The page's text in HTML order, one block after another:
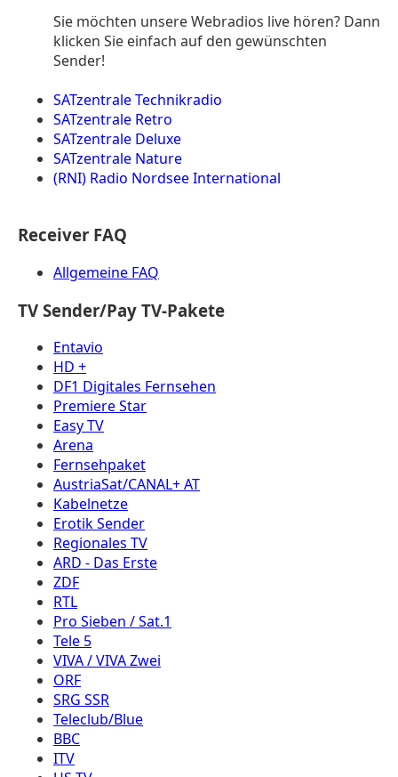
Sie möchten unsere Webradios live hören? Dann
klicken Sie einfach auf den gewünschten
Sender!
SATzentrale Technikradio
SATzentrale Retro
SATzentrale Deluxe
SATzentrale Nature
(RNI) Radio Nordsee International
Receiver FAQ
Allgemeine FAQ
TV Sender/Pay TV-Pakete
Entavio
HD +
DF1 Digitales Fernsehen
Premiere Star
Easy TV
Arena
Fernsehpaket
AustriaSat/CANAL+ AT
Kabelnetze
Erotik Sender
Regionales TV
ARD - Das Erste
ZDF
RTL
Pro Sieben / Sat.1
Tele 5
VIVA / VIVA Zwei
ORF
SRG SSR
Teleclub/Blue
BBC
ITV